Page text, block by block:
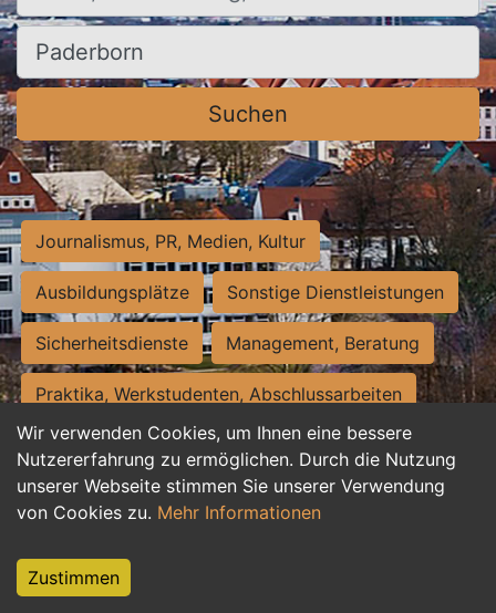
Wir verwenden Cookies, um Ihnen eine bessere
Nutzererfahrung zu ermöglichen. Durch die Nutzung
unserer Webseite stimmen Sie unserer Verwendung
von Cookies zu. Mehr Informationen
Zustimmen
Ort, Stadt
Suchen
Journalismus, PR, Medien, Kultur
Ausbildungsplätze Sonstige Dienstleistungen
Sicherheitsdienste Management, Beratung
Praktika, Werkstudenten, Abschlussarbeiten
Personalwesen Assistenz, Sekretariat
Hilfskräfte, Aushilfs- und Nebenjobs
Weiterbildung, Studium, duale Ausbildung